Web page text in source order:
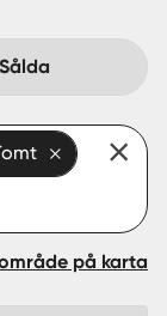
Sålda
på karta